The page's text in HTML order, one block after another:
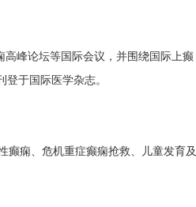
峰论坛等国际会议，并围绕国际上癫
于国际医学杂志。
癫痫、危机重症癫痫抢救、儿童发育及